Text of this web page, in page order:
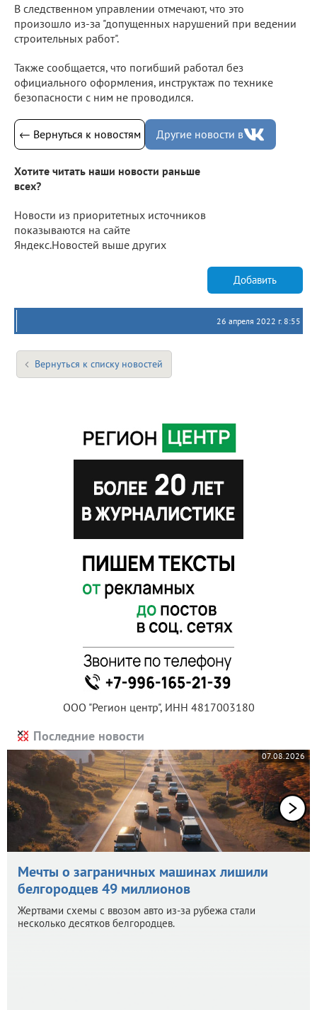
В следственном управлении отмечают, что это
произошло из-за "допущенных нарушений при ведении
строительных работ".
Также сообщается, что погибший работал без
официального оформления, инструктаж по технике
безопасности с ним не проводился.
← Вернуться к новостям Другие новости в
Хотите читать наши новости раньше
всех?
Новости из приоритетных источников
показываются на сайте
Яндекс.Новостей выше других
Добавить
26 апреля 2022 г. 8:55
Вернуться к списку новостей
ООО "Регион центр", ИНН 4817003180
Последние новости
07.08.2026
Мечты о заграничных машинах лишили
белгородцев 49 миллионов
Жертвами схемы с ввозом авто из-за рубежа стали
несколько десятков белгородцев.